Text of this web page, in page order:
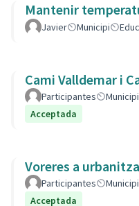
Mantenir
Javier Municipi
Cami Valldemar i
Participantes Municipi
Acceptada
Voreres a
Participantes Municipi
Acceptada